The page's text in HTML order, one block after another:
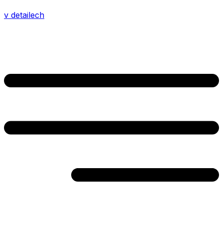
v detailech